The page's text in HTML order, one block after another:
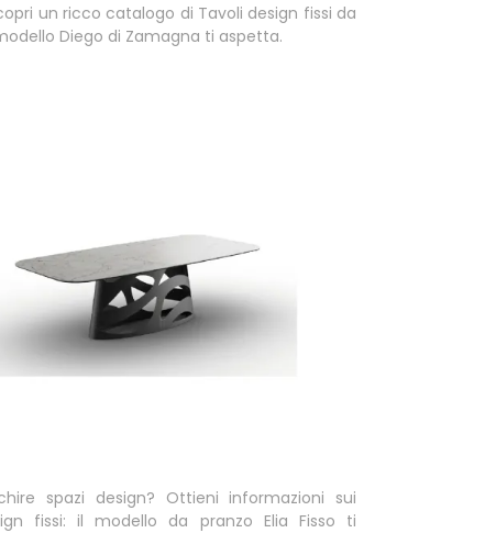
un ricco catalogo di Tavoli design fissi da
Diego di Zamagna ti aspetta.
spazi design? Ottieni informazioni sui
fissi: il modello da pranzo Elia Fisso ti